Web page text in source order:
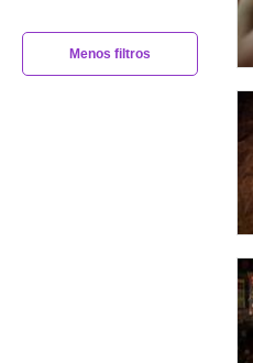
Menos filtros